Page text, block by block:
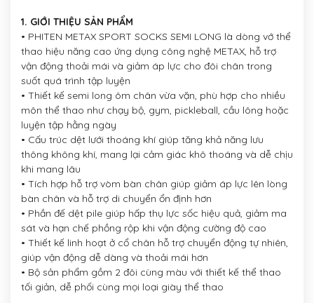
1. GIỚI THIỆU SẢN PHẨM
• PHITEN METAX SPORT SOCKS SEMI LONG là dòng vớ thể
thao hiệu năng cao ứng dụng công nghệ METAX, hỗ trợ
vận động thoải mái và giảm áp lực cho đôi chân trong
suốt quá trình tập luyện
• Thiết kế semi long ôm chân vừa vặn, phù hợp cho nhiều
môn thể thao như chạy bộ, gym, pickleball, cầu lông hoặc
luyện tập hằng ngày
• Cấu trúc dệt lưới thoáng khí giúp tăng khả năng lưu
thông không khí, mang lại cảm giác khô thoáng và dễ chịu
khi mang lâu
• Tích hợp hỗ trợ vòm bàn chân giúp giảm áp lực lên lòng
bàn chân và hỗ trợ di chuyển ổn định hơn
• Phần đế dệt pile giúp hấp thụ lực sốc hiệu quả, giảm ma
sát và hạn chế phồng rộp khi vận động cường độ cao
• Thiết kế linh hoạt ở cổ chân hỗ trợ chuyển động tự nhiên,
giúp vận động dễ dàng và thoải mái hơn
• Bộ sản phẩm gồm 2 đôi cùng màu với thiết kế thể thao
tối giản, dễ phối cùng mọi loại giày thể thao